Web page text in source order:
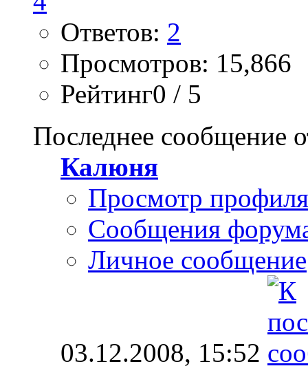
Ответов: 2
Просмотров: 15,866
Рейтинг0 / 5
Последнее сообщение
Калюня
Просмотр профиля
Сообщения
Личное сообщение
03.12.2008, 15:52